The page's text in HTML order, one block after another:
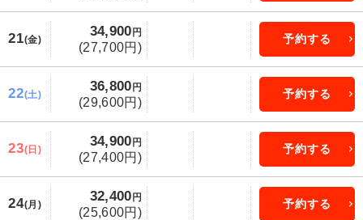
21(金)
34,900 円
(27,700円)
予約する
22(土)
36,800 円
(29,600円)
予約する
23(日)
34,900 円
(27,400円)
予約する
24(月)
32,400 円
(25,600円)
予約する